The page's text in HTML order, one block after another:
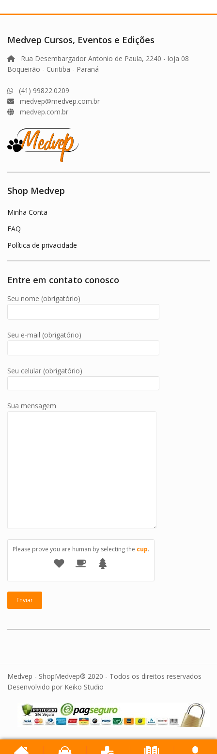
Medvep Cursos, Eventos e Edições
Rua Desembargador Antonio de Paula, 2240 - loja 08
Boqueirão - Curitiba - Paraná
(41) 99822.0209
medvep@medvep.com.br
medvep.com.br
Shop Medvep
Minha Conta
FAQ
Política de privacidade
Entre em contato conosco
Seu nome (obrigatório)
Seu e-mail (obrigatório)
Seu celular (obrigatório)
Sua mensagem
Please prove you are human by selecting the cup.
Medvep - ShopMedvep® 2020 - Todos os direitos reservados
Desenvolvido por Keiko Studio